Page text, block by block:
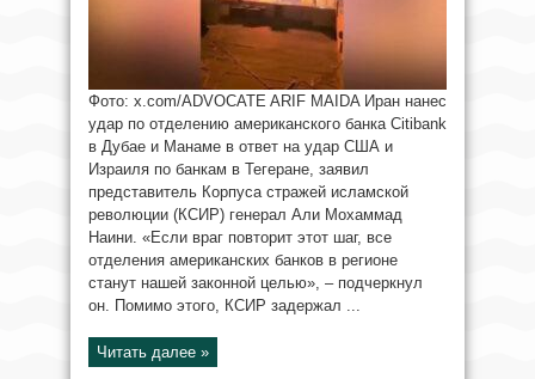
Фото: x.com/ADVOCATE ARIF MAIDA Иран нанес
удар по отделению американского банка Citibank
в Дубае и Манаме в ответ на удар США и
Израиля по банкам в Тегеране, заявил
представитель Корпуса стражей исламской
революции (КСИР) генерал Али Мохаммад
Наини. «Если враг повторит этот шаг, все
отделения американских банков в регионе
станут нашей законной целью», – подчеркнул
он. Помимо этого, КСИР задержал ...
Читать далее »